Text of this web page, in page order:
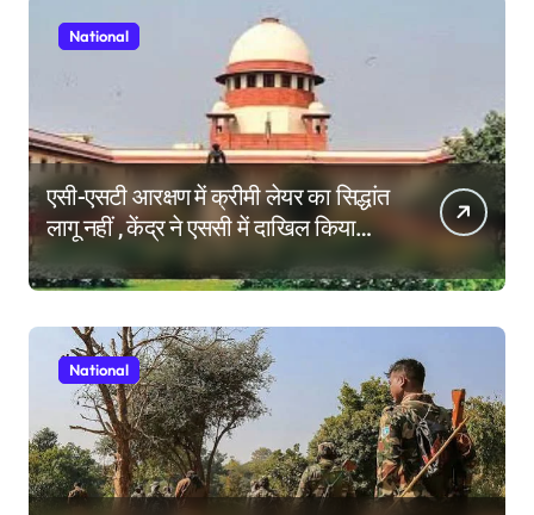
National
एसी-एसटी आरक्षण में क्रीमी लेयर का सिद्धांत
लागू नहीं , केंद्र ने एससी में दाखिल किया
हलफनामा; याचिकाएं खारिज करने की मांग
National